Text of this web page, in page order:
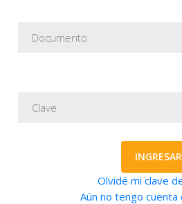
INGRESAR
Olvidé mi clave
Aún no tengo cuenta